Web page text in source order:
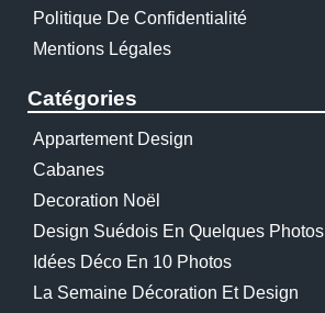
Politique De Confidentialité
Mentions Légales
Catégories
Appartement Design
Cabanes
Decoration Noël
Design Suédois En Quelques Photos
Idées Déco En 10 Photos
La Semaine Décoration Et Design